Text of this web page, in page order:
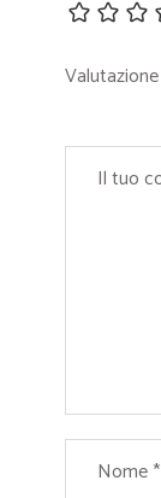
Valutazione